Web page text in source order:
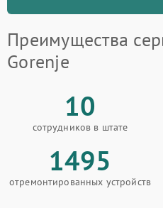
Преимущества
Gorenje
10
сотрудников в штате
1495
отремонтированных устройств